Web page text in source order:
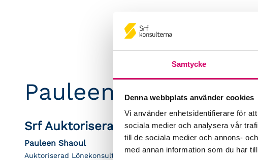
Samtycke
Denna webbplats använder cookies
Vi använder enhetsidentifierare för
sociala medier och analysera vår
till de sociala medier och annons-
med annan information som du har
Pauleen Yousif
Srf Auktoriserade konsulter
Pauleen Shaoul
Auktoriserad Lönekonsult